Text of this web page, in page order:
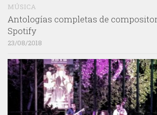
MÚSICA
Antologías completas de
Spotify
23/08/2018